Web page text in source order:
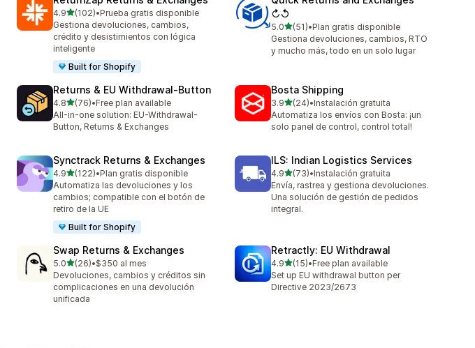
4.9de 5 estrellas
(102)
102 reseñas en total
•Prueba gratis disponible
Gestiona devoluciones, cambios,
crédito y desistimientos con lógica
inteligente
Built for Shopify
↻↺
5.0de 5 estrellas
(51)
51 reseñas en total
•Plan gratis disponible
Gestiona devoluciones, cambios, RTO
y mucho más, todo en un solo lugar
Returns & EU Withdrawal‑Button
4.8de 5 estrellas
(76)
76 reseñas en total
•Free plan available
All-in-one solution: EU-Withdrawal-
Button, Returns & Exchanges
Bosta Shipping
3.9de 5 estrellas
(24)
24 reseñas en total
•Instalación gratuita
Automatiza los envíos con Bosta: ¡un
solo panel de control, control total!
Synctrack Returns & Exchanges
4.9de 5 estrellas
(122)
122 reseñas en total
•Plan gratis disponible
Automatiza las devoluciones y los
cambios; compatible con el botón de
retiro de la UE
Built for Shopify
ILS: Indian Logistics Services
4.9de 5 estrellas
(73)
73 reseñas en total
•Instalación gratuita
Envía, rastrea y gestiona devoluciones.
Una solución de gestión de pedidos
integral.
Swap Returns & Exchanges
5.0de 5 estrellas
(26)
26 reseñas en total
•$350 al mes
Devoluciones, cambios y créditos sin
complicaciones en una devolución
unificada
Retractly: EU Withdrawal
4.9de 5 estrellas
(15)
15 reseñas en total
•Free plan available
Set up EU withdrawal button per
Directive 2023/2673